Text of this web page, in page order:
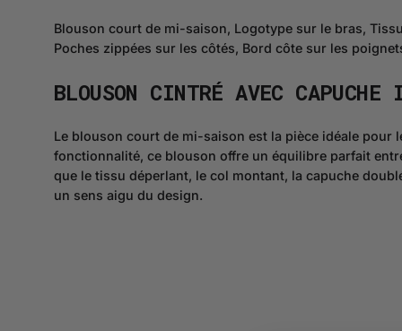
Blouson court de mi-saison, Logotype sur le bras,
Poches zippées sur les côtés, Bord côte sur les
BLOUSON CINTRÉ AVEC CAPUCHE
Le blouson court de mi-saison est la pièce idéale pour
fonctionnalité, ce blouson offre un équilibre parfait
que le tissu déperlant, le col montant, la capuche
un sens aigu du design.